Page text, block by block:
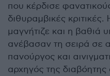
που κέρδισε
διθυραμβικές
μαγνήτιζε και η βαθιά
ανέβασαν τη σειρά σε
πανούργος και
αρχηγός της διαβόητης